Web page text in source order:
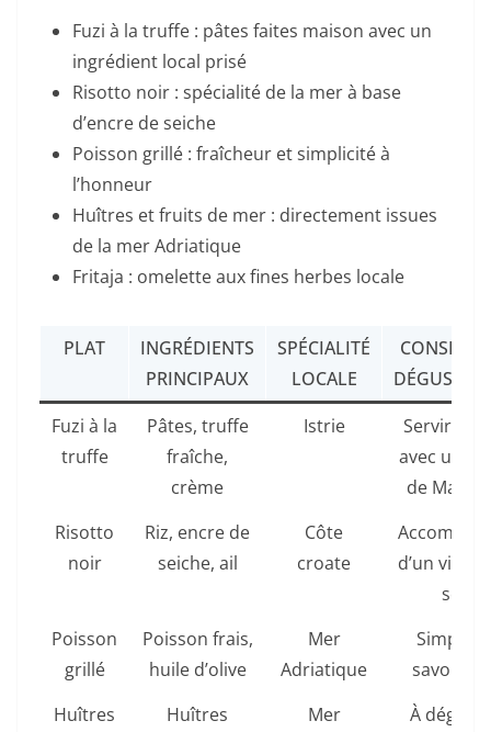
Fuzi à la truffe : pâtes faites maison avec un
ingrédient local prisé
Risotto noir : spécialité de la mer à base
d’encre de seiche
Poisson grillé : fraîcheur et simplicité à
l’honneur
Huîtres et fruits de mer : directement issues
de la mer Adriatique
Fritaja : omelette aux fines herbes locale
PLAT
INGRÉDIENTS
PRINCIPAUX
SPÉCIALITÉ
LOCALE
CONSEILS
Fuzi à la
truffe
Pâtes, truffe
fraîche,
crème
Istrie
Servir
avec un
de
Risotto
noir
Riz, encre de
seiche, ail
Côte
croate
d’un vin
sec
Poisson
grillé
Poisson frais,
huile d’olive
Mer
Adriatique
Simple
Huîtres
Huîtres
Mer
À